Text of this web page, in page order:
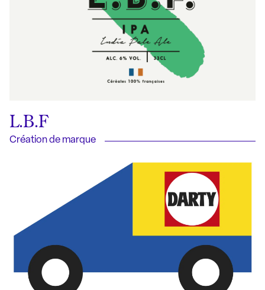
L.B.F
Création de marque